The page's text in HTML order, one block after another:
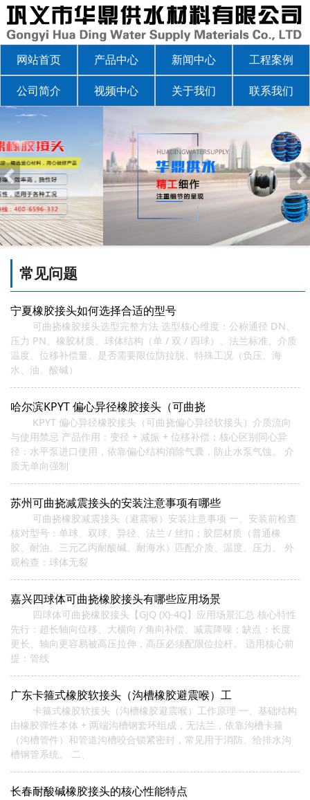
网站首页 产品中心 新闻中心 工程案例
公司简介 视频中心 关于我们 联系我们
常见问题
宁夏橡胶接头如何选择合适的型号
可曲挠橡胶接头选型完整方法 选型核心维度：公称通径 DN、
压力 PN、橡胶材质、球体结构（单 / 双 / 四球）、法兰标准、介质
温度、位移补偿量、是否需要限位防拉脱、特殊工况（负压、海
水、油、酸碱）
哈尔滨KPYT 偏心异径橡胶接头（可曲挠
KPYT 偏心异径橡胶接头（可曲挠偏心异径软接头）介质流向
与使用禁忌 产品作用：变径 + 减振 + 位移补偿；核心区别同心异
径：水平泵进口使用，依靠偏心结构消除气囊，防止水泵气蚀。 介
质无单向强制
苏州可曲挠减震接头的安装注意事项有哪些
可曲挠橡胶减震接头（避震喉）安装注意事项 一、安装前检查
核对型号：单球、双球、异径、法兰 / 丝扣；胶层材质（普通橡
胶、耐油、三元乙丙耐酸碱、耐海水）匹配介质、温度、压力。 外
观检查：球体无裂
嘉兴四球体可曲挠橡胶接头有哪些应用场景
四球体可曲挠橡胶接头【GJQ (X)-4Q】应用场景汇总 核心特性
先行：超长轴向位移、大横向 / 角向补偿、减震降噪；缺点：长度
更长、轴向更容易被高压拉伸，高压必须配限位拉杆。 适用核心前
提：管线
广东卡箍式橡胶软接头（沟槽橡胶避震喉）工
卡箍式橡胶软接头（沟槽橡胶避震喉）工作原理 一、基础结构
由橡胶弹性本体 + 两端沟槽钢套环组成，无法兰，依靠沟槽卡箍
（沟槽管件）和管道沟槽咬合锁紧密封，常见用于消防、给排水沟
槽钢管系统。 二、
长春耐酸碱橡胶接头的核心性能特点